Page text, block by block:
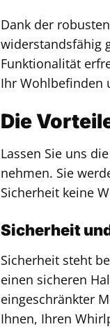
Dank der
widerstandsfähig
Funktionalität
Ihr Wohlbefinden
Die
Lassen Sie uns
nehmen. Sie
Sicherheit keine
Sicherheit
Sicherheit steht
einen sicheren
eingeschränkter
Ihnen, Ihren